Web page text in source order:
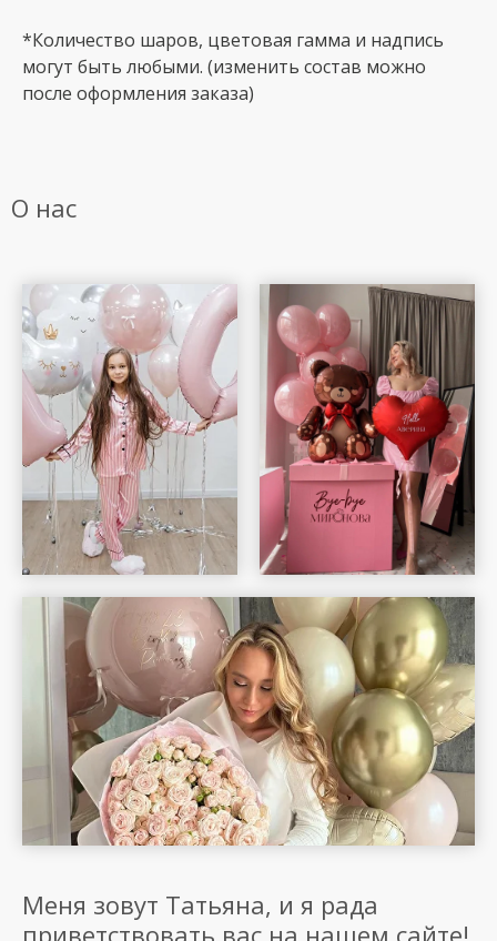
*Количество шаров, цветовая гамма и надпись
могут быть любыми. (изменить состав можно
после оформления заказа)
О нас
Меня зовут Татьяна, и я рада
приветствовать вас на нашем сайте!